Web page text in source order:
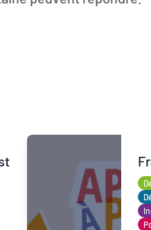
centres-bourgs et centres-